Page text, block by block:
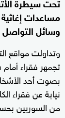
مساعدات
وسائل التواصل
وتداولت مواقع
تجمهر فقراء
بصوت أحد
من السوريين